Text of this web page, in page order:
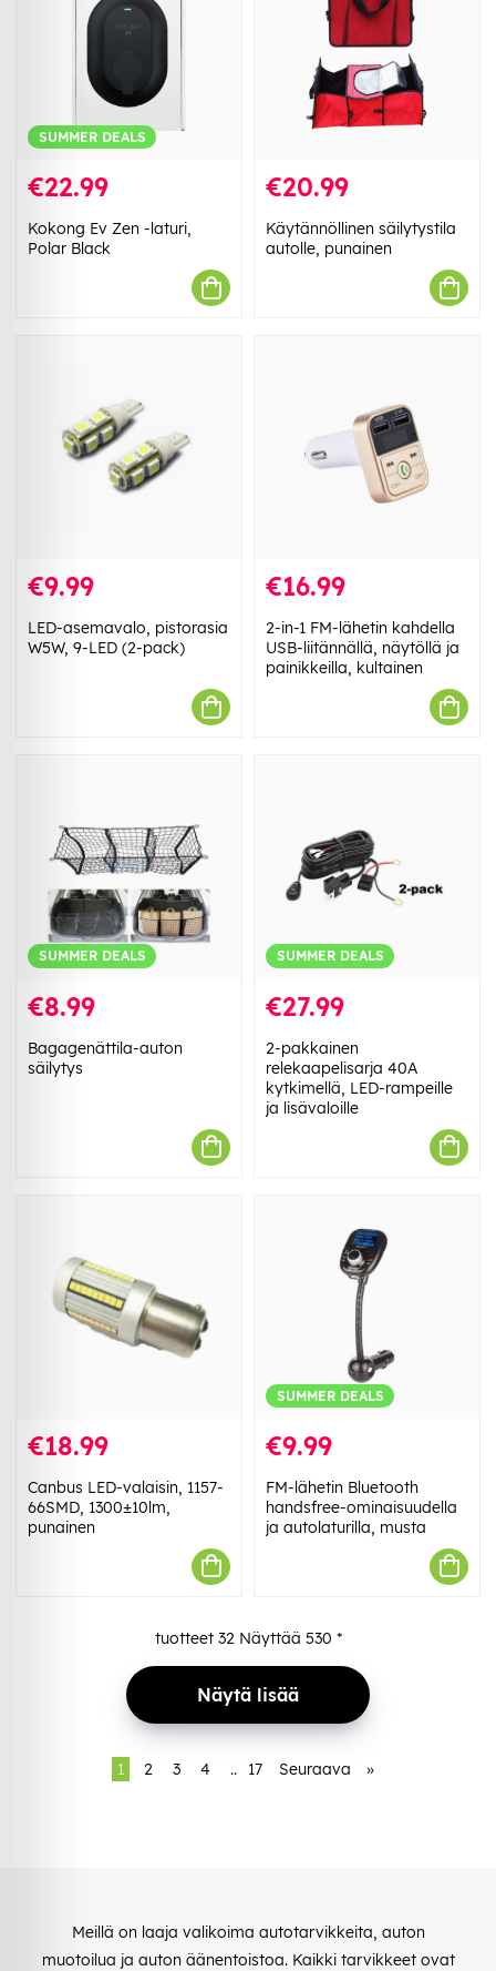
SUMMER DEALS
€22.99
Kokong Ev Zen -laturi,
Polar Black
€20.99
Käytännöllinen säilytystila
autolle, punainen
€9.99
LED-asemavalo, pistorasia
W5W, 9-LED (2-pack)
€16.99
2-in-1 FM-lähetin kahdella
USB-liitännällä, näytöllä ja
painikkeilla, kultainen
SUMMER DEALS
€8.99
Bagagenättila-auton
säilytys
SUMMER DEALS
€27.99
2-pakkainen
relekaapelisarja 40A
kytkimellä, LED-rampeille
ja lisävaloille
€18.99
Canbus LED-valaisin, 1157-
66SMD, 1300±10lm,
punainen
SUMMER DEALS
€9.99
FM-lähetin Bluetooth
handsfree-ominaisuudella
ja autolaturilla, musta
tuotteet 32Näyttää 530 *
Näytä lisää
1 2 3 4 .. 17 Seuraava »
Meillä on laaja valikoima autotarvikkeita, auton
muotoilua ja auton äänentoistoa. Kaikki tarvikkeet ovat